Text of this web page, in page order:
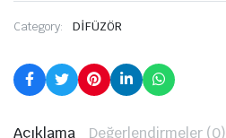
Category: DİFÜZÖR
Açıklama Değerlendirmeler (0)